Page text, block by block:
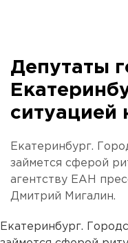
Депутаты
ситуацией
Екатеринбург.
займется сферой
агентству ЕАН
Дмитрий Мигалин.
Екатеринбург.